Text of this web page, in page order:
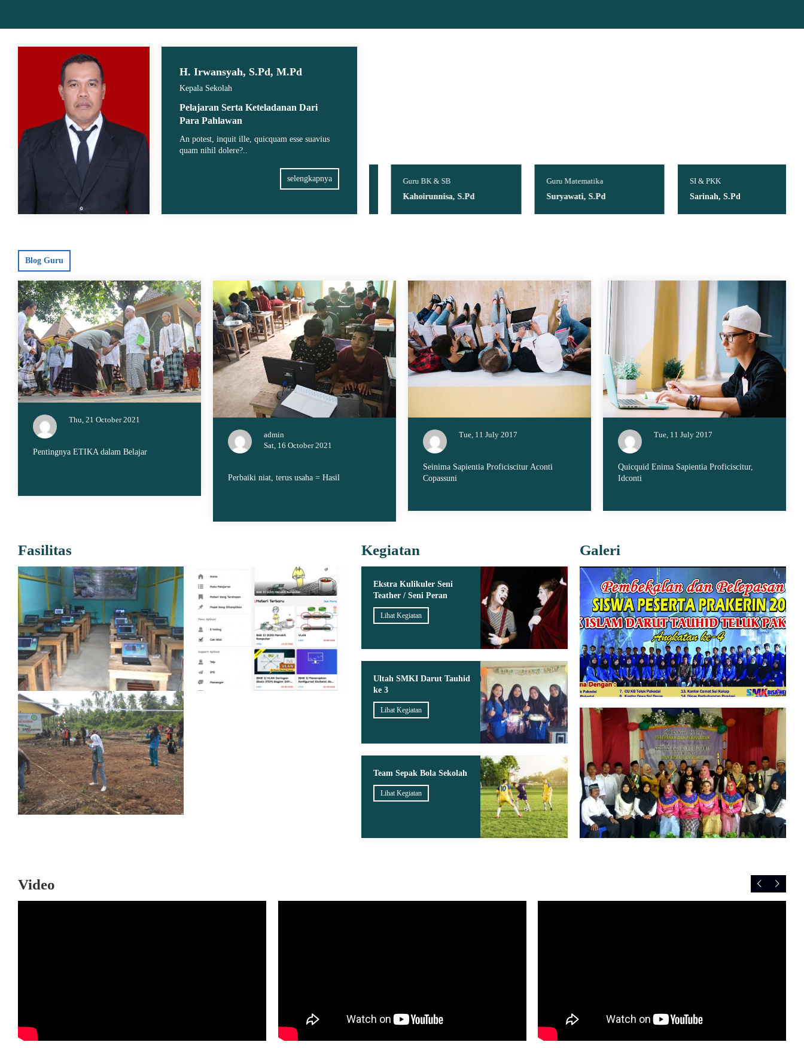
H. Irwansyah, S.Pd, M.Pd
Kepala Sekolah
Pelajaran Serta Keteladanan Dari
Para Pahlawan
An potest, inquit ille, quicquam esse suavius
quam nihil dolere?..
selengkapnya
Guru B. Indonesia
Guru KJD & Pemdas
Guru BK & SB
Kahoirunnisa, S.Pd
Guru Matematika
Suryawati, S.Pd
SI & PKK
Sarinah, S.Pd
Blog Guru
Thu, 21 October 2021
Pentingnya ETIKA dalam Belajar
admin
Sat, 16 October 2021
Perbaiki niat, terus usaha = Hasil
Tue, 11 July 2017
Seinima Sapientia Proficiscitur Aconti
Copassuni
Tue, 11 July 2017
Quicquid Enima Sapientia Proficiscitur,
Idconti
Fasilitas Kegiatan
Ekstra Kulikuler Seni
Teather / Seni Peran
Lihat Kegiatan
Ultah SMKI Darut Tauhid
ke 3
Lihat Kegiatan
Team Sepak Bola Sekolah
Lihat Kegiatan
Galeri
Video